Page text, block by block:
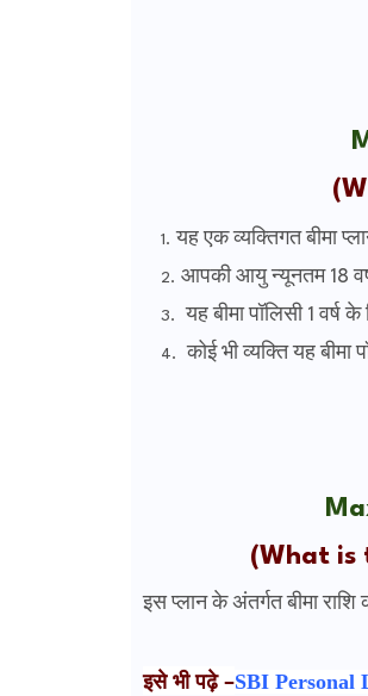
यह एक व्यक्तिगत बीमा
आपकी आयु न्यूनतम 18
यह बीमा पॉलिसी 1 वर्ष के
कोई भी व्यक्ति यह बीमा
(What is
इस प्लान के अंतर्गत बीमा राशि
इसे भी पढ़े –SBI Personal